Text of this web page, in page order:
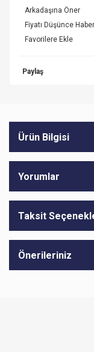
Arkadaşına Öner
Fiyatı Düşünce
Paylaş
Ürün Bilgisi
Yorumlar
Taksit
Önerileriniz